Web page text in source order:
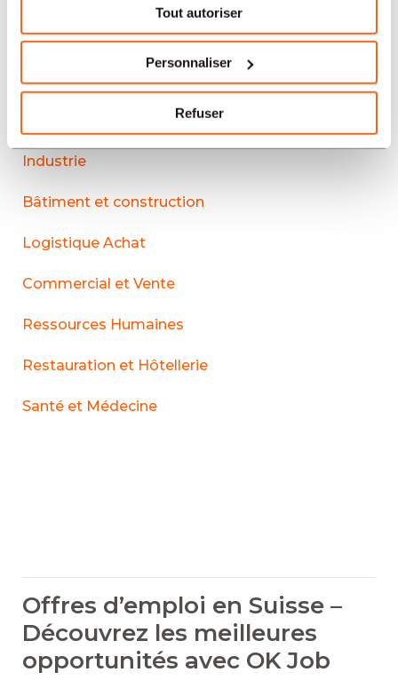
Tout autoriser
Personnaliser
Refuser
Administration et secrétariat
Horlogerie
Industrie
Bâtiment et construction
Logistique Achat
Commercial et Vente
Ressources Humaines
Restauration et Hôtellerie
Santé et Médecine
Offres d’emploi en Suisse –
Découvrez les meilleures
opportunités avec OK Job